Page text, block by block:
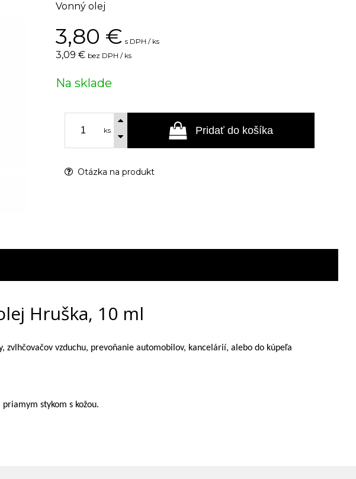
Vonný olej
3,80 € s DPH / ks
3,09 € bez DPH / ks
Na sklade
ks Pridať do košíka
Otázka na produkt
Hruška, 10 ml
vzduchu, prevoňanie automobilov, kancelárií, alebo do kúpeľa
stykom s kožou.